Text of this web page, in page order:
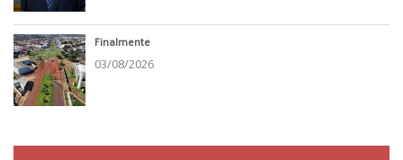
Finalmente
03/08/2026